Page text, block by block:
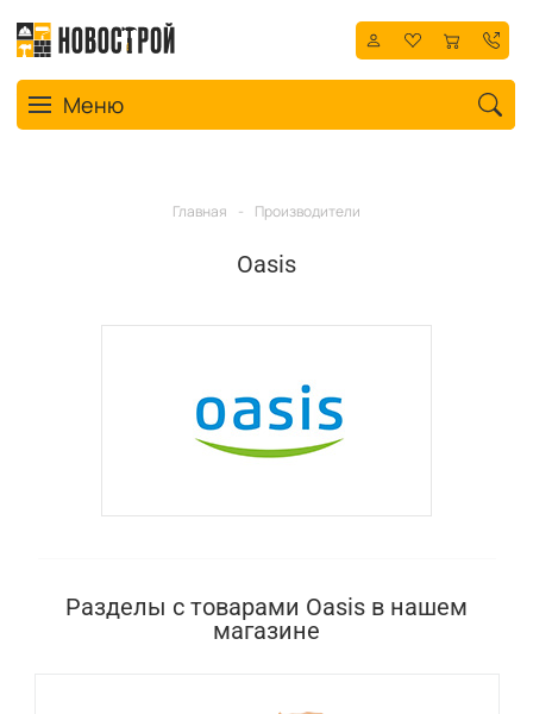
Toggle navigation
Меню
Главная - Производители
Oasis
Разделы с товарами Oasis в нашем
магазине